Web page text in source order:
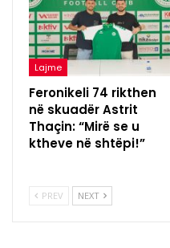
Lajme
Feronikeli 74 rikthen
në skuadër Astrit
Thaçin: “Mirë se u
ktheve në shtëpi!”
PREV NEXT